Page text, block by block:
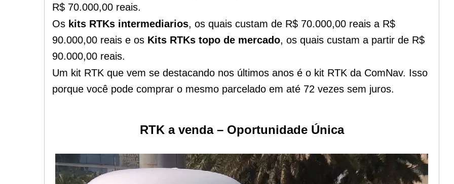
R$ 70.000,00 reais.
Os kits RTKs intermediarios, os quais custam de R$ 70.000,00 reais a R$
90.000,00 reais e os Kits RTKs topo de mercado, os quais custam a partir de R$
90.000,00 reais.
Um kit RTK que vem se destacando nos últimos anos é o kit RTK da ComNav. Isso
porque você pode comprar o mesmo parcelado em até 72 vezes sem juros.
RTK a venda – Oportunidade Única